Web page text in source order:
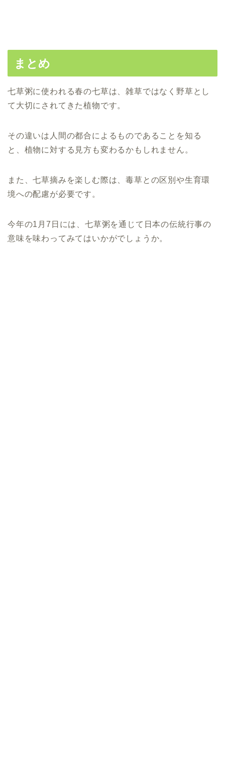
まとめ
七草粥に使われる春の七草は、雑草ではなく野草とし
て大切にされてきた植物です。
その違いは人間の都合によるものであることを知る
と、植物に対する見方も変わるかもしれません。
また、七草摘みを楽しむ際は、毒草との区別や生育環
境への配慮が必要です。
今年の1月7日には、七草粥を通じて日本の伝統行事の
意味を味わってみてはいかがでしょうか。